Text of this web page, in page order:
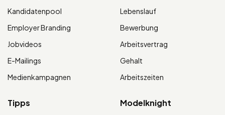
Kandidatenpool
Employer Branding
Jobvideos
E-Mailings
Medienkampagnen
Lebenslauf
Bewerbung
Arbeitsvertrag
Gehalt
Arbeitszeiten
Tipps Modelknight